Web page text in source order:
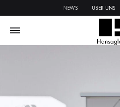
NEWS ÜBER UNS